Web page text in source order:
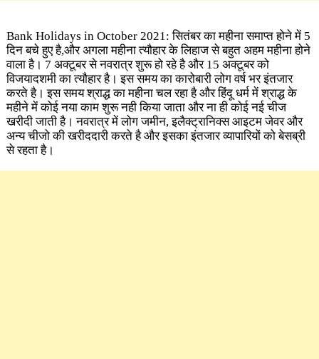
Bank Holidays in October 2021: सितंबर का महीना समाप्त होने में 5
दिन बचे हुए है,और अगला महीना त्यौहार के ​लिहाज से बहुत अहम महीना होने
वाला है। 7 अक्टूबर से नवरा​त्र शुरू हो रहे है और 15 अक्टूबर को
विजयादशमी का त्यौहार है। इस समय का कारोबारी लोग वर्ष भर इंतजार
करते है। इस समय श्राद्ध का महीना चल रहा है और हिंदू धर्म में श्राद्ध के
महीने में कोई नया काम शुरू नही किया जाता और ना ही कोई नई चीज
खरीदी जाती है। नवरात्र में लोग जमीन, इलैक्ट्रानिक्स आइटम जेवर और
अन्य चीजो की खरीददारी करते है और इसका इंतजार व्यापारियों को बेसब्री
से रहता है।